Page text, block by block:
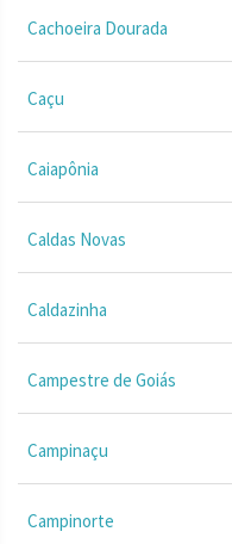
Cachoeira Dourada
Caçu
Caiapônia
Caldas Novas
Caldazinha
Campestre de Goiás
Campinaçu
Campinorte